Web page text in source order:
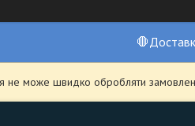
не може швидко обробляти